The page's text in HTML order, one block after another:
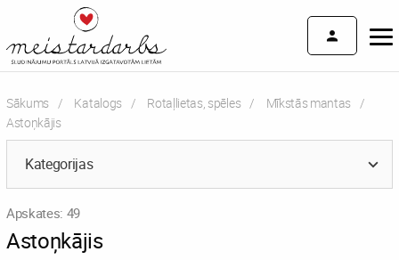
Sākums Katalogs Rotaļlietas, spēles
Mīkstās mantas
Current:
Astoņkājis
Kategorijas
Apskates: 49
Astoņkājis